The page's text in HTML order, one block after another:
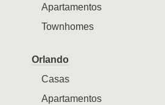
Apartamentos
Townhomes
Orlando
Casas
Apartamentos